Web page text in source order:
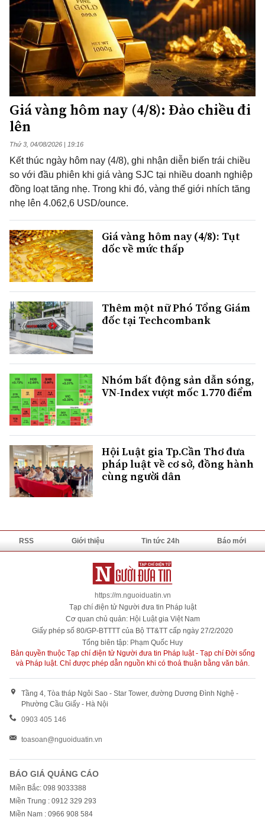
Giá vàng hôm nay (4/8): Đảo chiều đi
lên
Thứ 3, 04/08/2026 | 19:16
Kết thúc ngày hôm nay (4/8), ghi nhận diễn biến trái chiều
so với đầu phiên khi giá vàng SJC tại nhiều doanh nghiệp
đồng loạt tăng nhẹ. Trong khi đó, vàng thế giới nhích tăng
nhẹ lên 4.062,6 USD/ounce.
Giá vàng hôm nay (4/8): Tụt
dốc về mức thấp
Thêm một nữ Phó Tổng Giám
đốc tại Techcombank
Nhóm bất động sản dẫn sóng,
VN-Index vượt mốc 1.770 điểm
Hội Luật gia Tp.Cần Thơ đưa
pháp luật về cơ sở, đồng hành
cùng người dân
RSS Giới thiệu Tin tức 24h Báo mới
https://m.nguoiduatin.vn
Tạp chí điện tử Người đưa tin Pháp luật
Cơ quan chủ quản: Hội Luật gia Việt Nam
Giấy phép số 80/GP-BTTTT của Bộ TT&TT cấp ngày 27/2/2020
Tổng biên tập: Phạm Quốc Huy
Bản quyền thuộc Tạp chí điện tử Người đưa tin Pháp luật - Tạp chí Đời sống
và Pháp luật. Chỉ được phép dẫn nguồn khi có thoả thuận bằng văn bản.
Tầng 4, Tòa tháp Ngôi Sao - Star Tower, đường Dương Đình Nghệ -
Phường Cầu Giấy - Hà Nội
0903 405 146
toasoan@nguoiduatin.vn
BÁO GIÁ QUẢNG CÁO
Miền Bắc: 098 9033388
Miền Trung : 0912 329 293
Miền Nam : 0966 908 584